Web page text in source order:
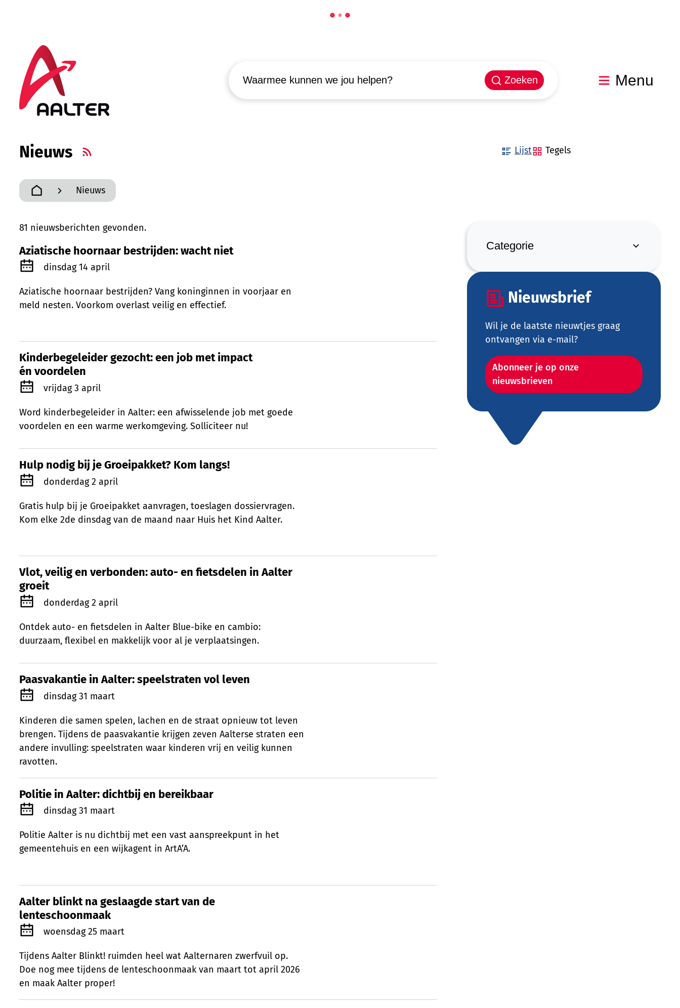
Aalter
Zoeken
Menu
Nieuws RSS
Lijst
Tegels
Startpagina
Nieuws
Filter op
Categorie
Nieuwsbrief
Wil je de laatste nieuwtjes graag
ontvangen via e-mail?
Abonneer je op onze
nieuwsbrieven
81 nieuwsberichten gevonden.
Aziatische hoornaar bestrijden: wacht niet
Aziatische hoornaar bestrijden: wacht niet
Gepubliceerd op
dinsdag 14 april
Aziatische hoornaar bestrijden? Vang koninginnen in voorjaar en
meld nesten. Voorkom overlast veilig en effectief.
Kinderbegeleider gezocht: een job met impact én voordelen
Kinderbegeleider gezocht: een job met impact
én voordelen
Gepubliceerd op
vrijdag 3 april
Word kinderbegeleider in Aalter: een afwisselende job met goede
voordelen en een warme werkomgeving. Solliciteer nu!
Hulp nodig bij je Groeipakket? Kom langs!
Hulp nodig bij je Groeipakket? Kom langs!
Gepubliceerd op
donderdag 2 april
Gratis hulp bij je Groeipakket aanvragen, toeslagen dossiervragen.
Kom elke 2de dinsdag van de maand naar Huis het Kind Aalter.
Vlot, veilig en verbonden: auto- en fietsdelen in Aalter groeit
Vlot, veilig en verbonden: auto- en fietsdelen in Aalter
groeit
Gepubliceerd op
donderdag 2 april
Ontdek auto- en fietsdelen in Aalter Blue-bike en cambio:
duurzaam, flexibel en makkelijk voor al je verplaatsingen.
Paasvakantie in Aalter: speelstraten vol leven
Paasvakantie in Aalter: speelstraten vol leven
Gepubliceerd op
dinsdag 31 maart
Kinderen die samen spelen, lachen en de straat opnieuw tot leven
brengen. Tijdens de paasvakantie krijgen zeven Aalterse straten een
andere invulling: speelstraten waar kinderen vrij en veilig kunnen
ravotten.
Politie in Aalter: dichtbij en bereikbaar
Politie in Aalter: dichtbij en bereikbaar
Gepubliceerd op
dinsdag 31 maart
Politie Aalter is nu dichtbij met een vast aanspreekpunt in het
gemeentehuis en een wijkagent in ArtA’A.
Aalter blinkt na geslaagde start van de lenteschoonmaak
Aalter blinkt na geslaagde start van de
lenteschoonmaak
Gepubliceerd op
woensdag 25 maart
Tijdens Aalter Blinkt! ruimden heel wat Aalternaren zwerfvuil op.
Doe nog mee tijdens de lenteschoonmaak van maart tot april 2026
en maak Aalter proper!